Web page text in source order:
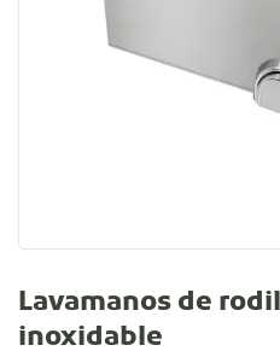
Lavamanos de
inoxidable